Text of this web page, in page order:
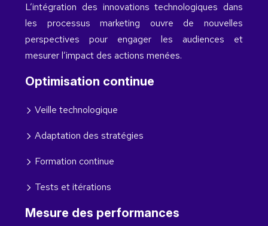
L’intégration des innovations technologiques dans
les processus marketing ouvre de nouvelles
perspectives pour engager les audiences et
mesurer l’impact des actions menées.
Optimisation continue
Veille technologique
Adaptation des stratégies
Formation continue
Tests et itérations
Mesure des performances